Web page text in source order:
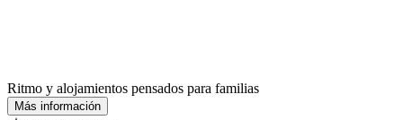
Ritmo y alojamientos pensados para familias
Más información